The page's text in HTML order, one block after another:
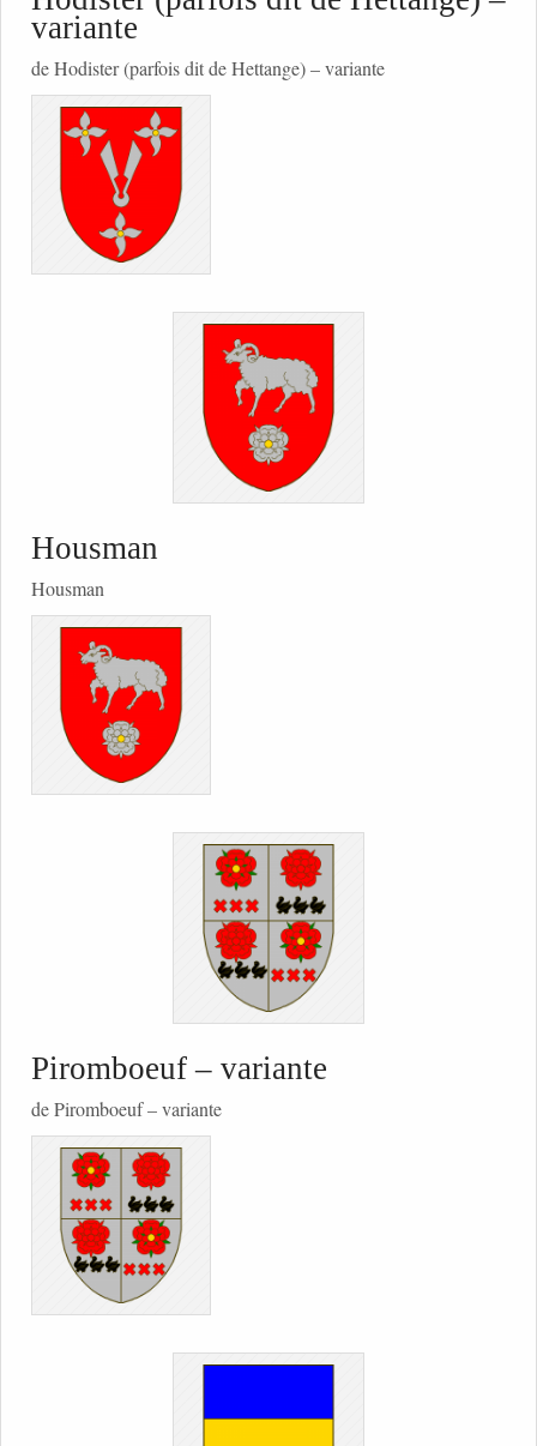
variante
de Hodister (parfois dit de Hettange) – variante
Housman
Housman
Piromboeuf – variante
de Piromboeuf – variante